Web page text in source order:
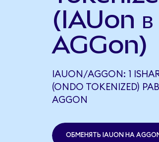
(IAUon в
AGGon)
IAUON/AGGON: 1
(ONDO TOKENIZED)
AGGON
ОБМЕНЯТЬ IAUON НА